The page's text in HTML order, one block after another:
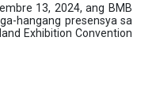
13, 2024, ang BMB
hangang presensya sa
Exhibition Convention